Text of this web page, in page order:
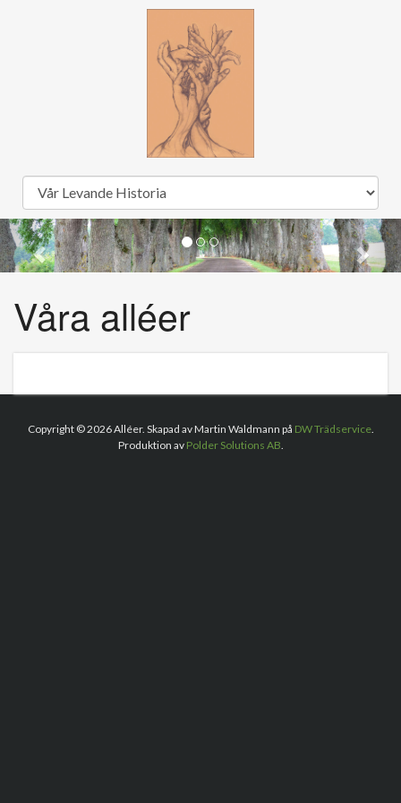
Våra alléer
Copyright © 2026 Alléer. Skapad av Martin Waldmann på DW Trädservice.
Produktion av Polder Solutions AB